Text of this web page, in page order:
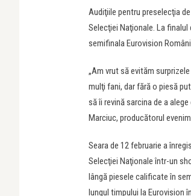
Audiţiile pentru preselecţia
Selecţiei Naţionale. La finalul
semifinala Eurovision
„Am vrut să evităm
mulţi fani, dar fără o piesă
să îi revină sarcina de a
Marciuc, producătorul
Seara de 12 februarie a
Selecţiei Naţionale într-un
lângă piesele calificate în
lungul timpului la Eurovision